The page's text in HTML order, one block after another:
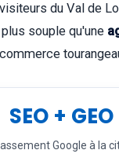
du Val de
souple qu'une
SEO + GEO
Google à la